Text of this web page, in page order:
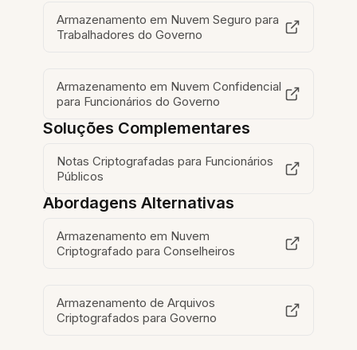
Armazenamento em Nuvem Seguro para
Trabalhadores do Governo
Armazenamento em Nuvem Confidencial
para Funcionários do Governo
Soluções Complementares
Notas Criptografadas para Funcionários
Públicos
Abordagens Alternativas
Armazenamento em Nuvem
Criptografado para Conselheiros
Armazenamento de Arquivos
Criptografados para Governo